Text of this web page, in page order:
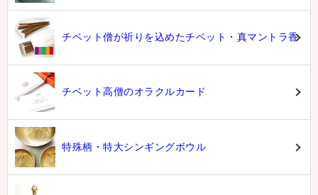
チベット僧が祈りを込めたチベット・真マントラ香
チベット高僧のオラクルカード
特殊柄・特大シンギングボウル